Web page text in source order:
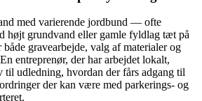
med varierende jordbund — ofte
højt grundvand eller gamle fyldlag tæt på
gravearbejde, valg af materialer og
entreprenør, der har arbejdet lokalt,
til udledning, hvordan der fårs adgang til
der kan være med parkerings- og